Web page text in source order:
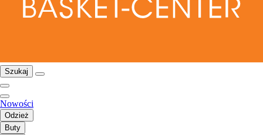
Szukaj
Nowości
Odzież
Buty